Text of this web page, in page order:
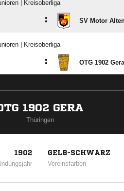
| Kreisoberliga
: SV Motor
| Kreisoberliga
: OTG 1902 Gera
1902 GERA
Thüringen
1902 GELB-SCHWARZ
Vereinsfarben